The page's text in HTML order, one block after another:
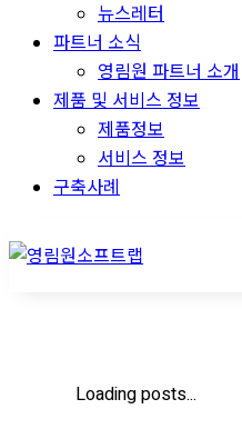
뉴스레터
파트너 소식
영림원 파트너 소개
제품 및 서비스 정보
제품정보
서비스 정보
구축사례
Loading posts...